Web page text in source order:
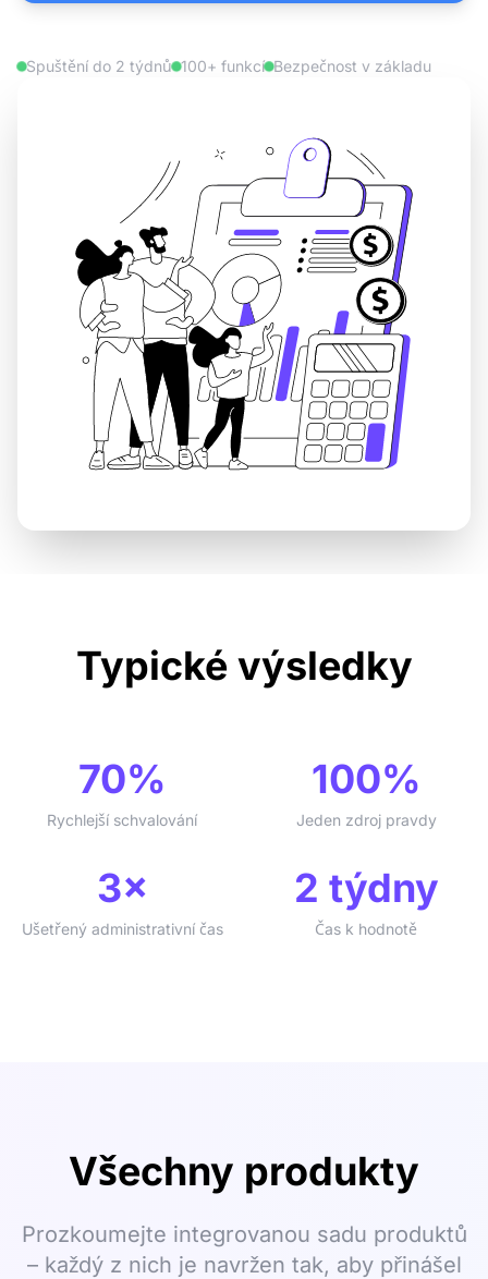
Spuštění do 2 týdnů 100+ funkcí Bezpečnost v základu
Typické výsledky
70%
Rychlejší schvalování
100%
Jeden zdroj pravdy
3×
Ušetřený administrativní čas
2 týdny
Čas k hodnotě
Všechny produkty
Prozkoumejte integrovanou sadu produktů
– každý z nich je navržen tak, aby přinášel